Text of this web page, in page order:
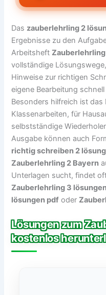
Das zauberlehrling 2
Ergebnisse zu den
Arbeitsheft
vollständige
Hinweise zur richtigen
eigene Bearbeitung
Besonders hilfreich ist das
Klassenarbeiten, für
selbstständige
Ausgabe können auch
richtig schreiben 2
Zauberlehrling 2 Bayern
Unterlagen sucht, findet
Zauberlehrling 3
lösungen pdf oder
Lösungen zum
kostenlos